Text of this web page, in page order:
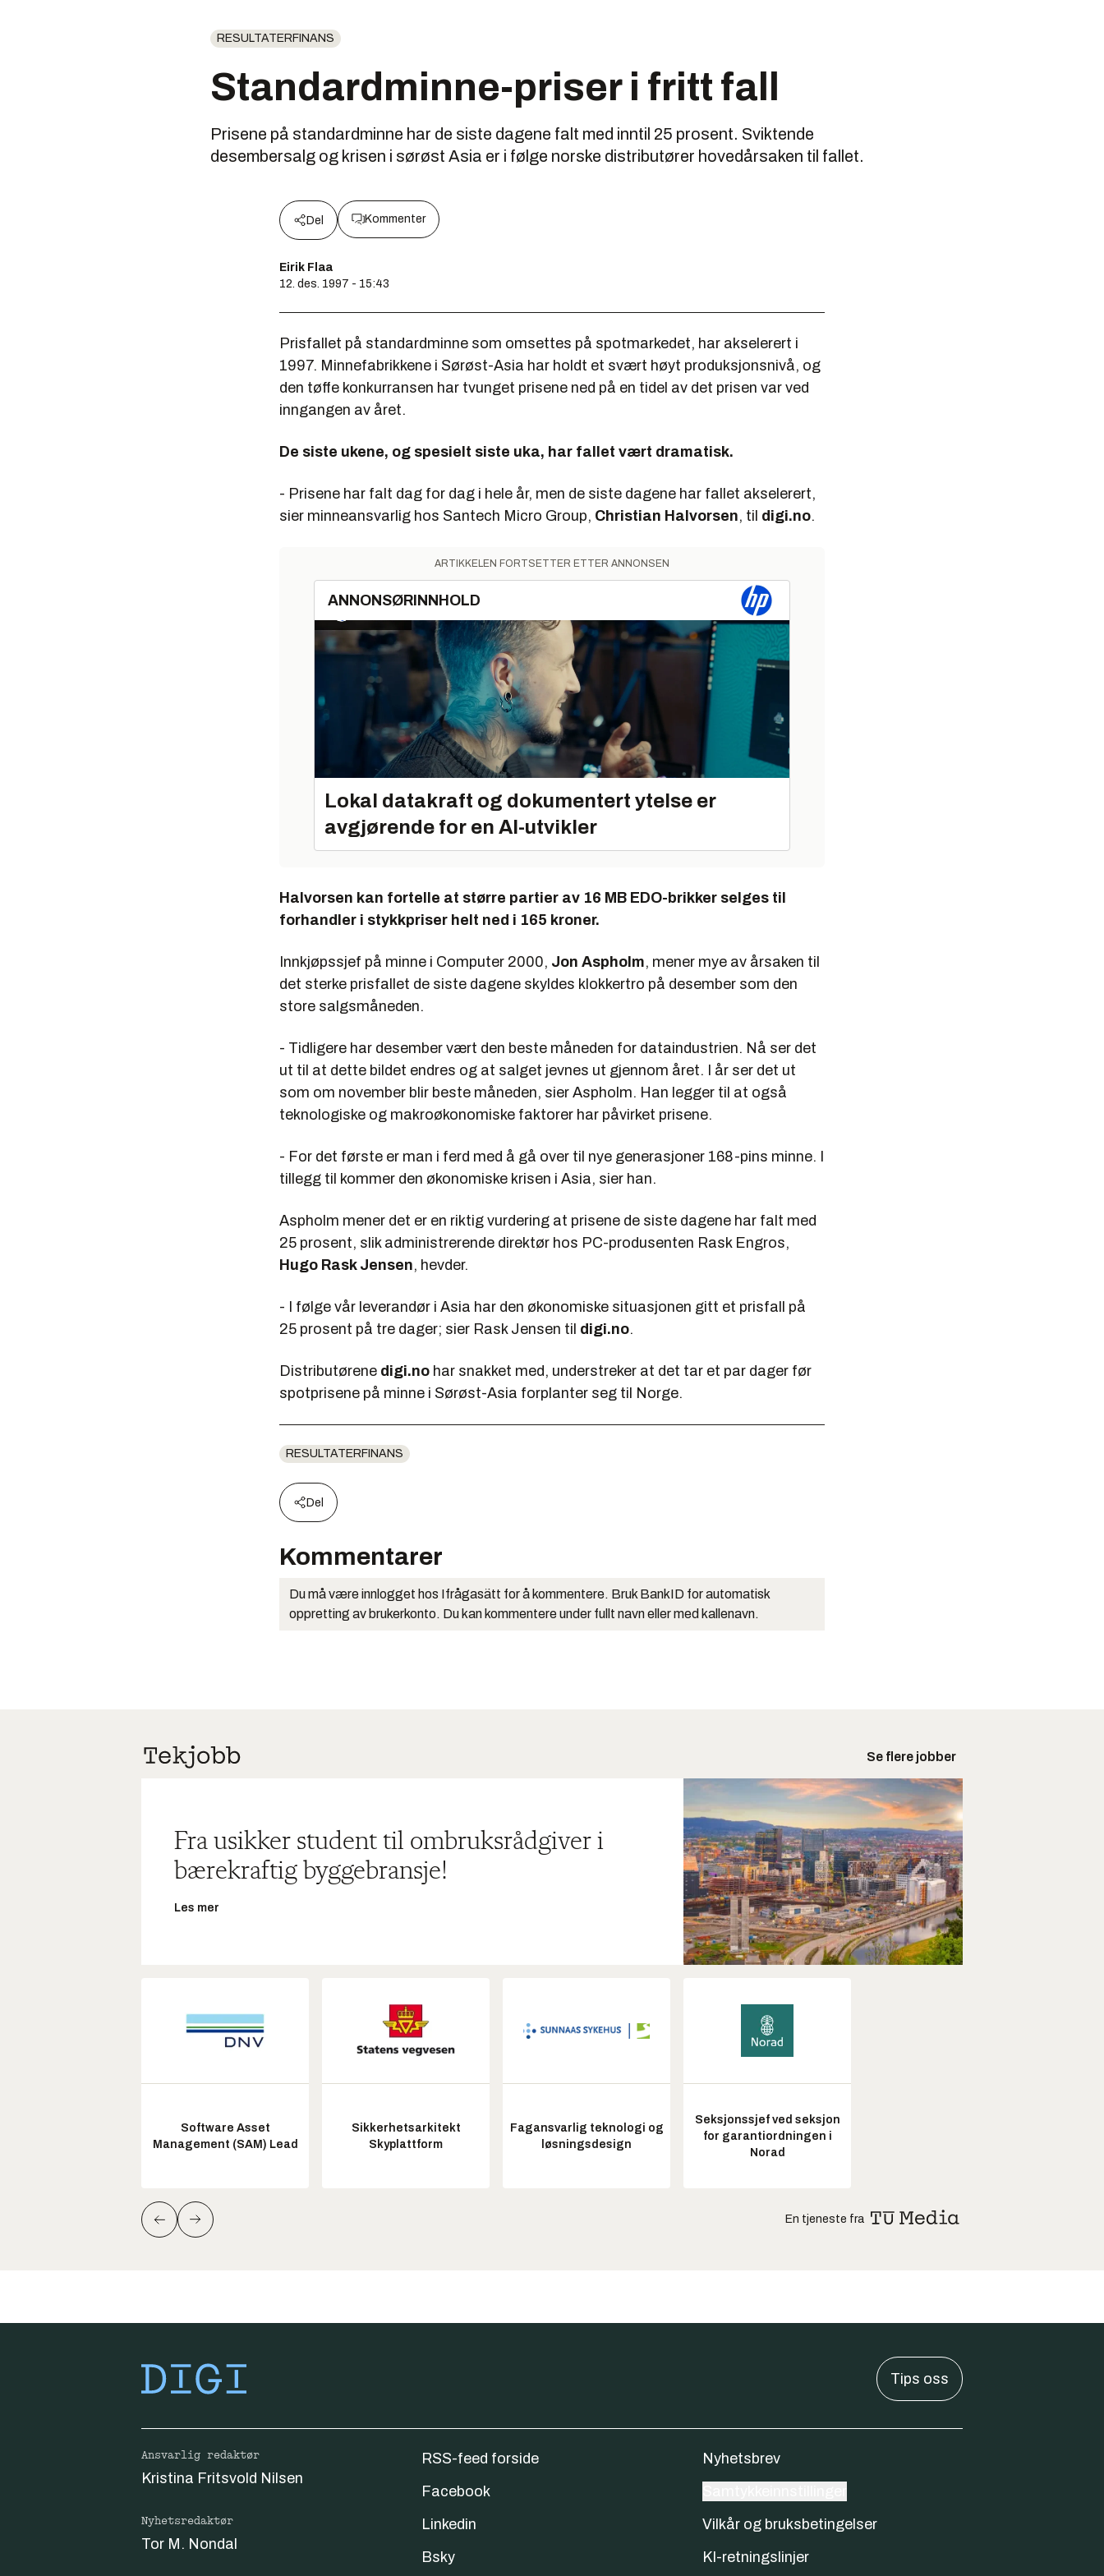
RESULTATERFINANS
Standardminne-priser i fritt fall
Prisene på standardminne har de siste dagene falt med inntil 25 prosent. Sviktende
desembersalg og krisen i sørøst Asia er i følge norske distributører hovedårsaken til fallet.
Del Kommenter
Eirik Flaa
12. des. 1997 - 15:43
Prisfallet på standardminne som omsettes på spotmarkedet, har akselerert i
1997. Minnefabrikkene i Sørøst-Asia har holdt et svært høyt produksjonsnivå, og
den tøffe konkurransen har tvunget prisene ned på en tidel av det prisen var ved
inngangen av året.
De siste ukene, og spesielt siste uka, har fallet vært dramatisk.
- Prisene har falt dag for dag i hele år, men de siste dagene har fallet akselerert,
sier minneansvarlig hos Santech Micro Group, Christian Halvorsen, til digi.no.
ARTIKKELEN FORTSETTER ETTER ANNONSEN
ANNONSØRINNHOLD
Lokal datakraft og dokumentert ytelse er
avgjørende for en AI-utvikler
Halvorsen kan fortelle at større partier av 16 MB EDO-brikker selges til
forhandler i stykkpriser helt ned i 165 kroner.
Innkjøpssjef på minne i Computer 2000, Jon Aspholm, mener mye av årsaken til
det sterke prisfallet de siste dagene skyldes klokkertro på desember som den
store salgsmåneden.
- Tidligere har desember vært den beste måneden for dataindustrien. Nå ser det
ut til at dette bildet endres og at salget jevnes ut gjennom året. I år ser det ut
som om november blir beste måneden, sier Aspholm. Han legger til at også
teknologiske og makroøkonomiske faktorer har påvirket prisene.
- For det første er man i ferd med å gå over til nye generasjoner 168-pins minne. I
tillegg til kommer den økonomiske krisen i Asia, sier han.
Aspholm mener det er en riktig vurdering at prisene de siste dagene har falt med
25 prosent, slik administrerende direktør hos PC-produsenten Rask Engros,
Hugo Rask Jensen, hevder.
- I følge vår leverandør i Asia har den økonomiske situasjonen gitt et prisfall på
25 prosent på tre dager; sier Rask Jensen til digi.no.
Distributørene digi.no har snakket med, understreker at det tar et par dager før
spotprisene på minne i Sørøst-Asia forplanter seg til Norge.
RESULTATERFINANS
Del
Kommentarer
Du må være innlogget hos Ifrågasätt for å kommentere. Bruk BankID for automatisk
oppretting av brukerkonto. Du kan kommentere under fullt navn eller med kallenavn.
Se flere jobber
Fra usikker student til ombruksrådgiver i
bærekraftig byggebransje!
Les mer
Software Asset
Management (SAM) Lead
Sikkerhetsarkitekt
Skyplattform
Fagansvarlig teknologi og
løsningsdesign
Seksjonssjef ved seksjon
for garantiordningen i
Norad
En tjeneste fra
Tips oss
Ansvarlig redaktør
Kristina Fritsvold Nilsen
Nyhetsredaktør
Tor M. Nondal
RSS-feed forside
Facebook
Linkedin
Bsky
Nyhetsbrev
Vilkår og bruksbetingelser
KI-retningslinjer